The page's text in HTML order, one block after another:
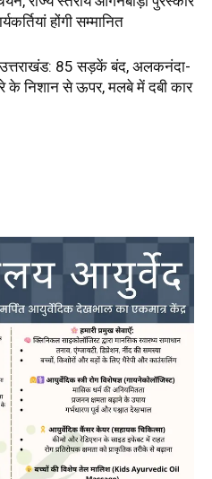
होंगी सम्मानित
उत्तराखंड: 85 सड़कें बंद, अलकनंदा-
के निशान से ऊपर, मलबे में दबी कार